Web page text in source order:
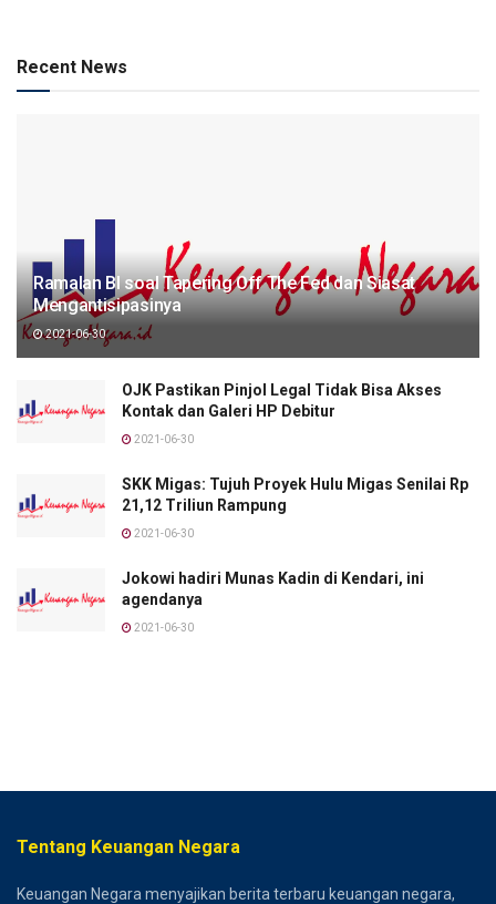
Recent News
Ramalan BI soal Tapering Off The Fed dan Siasat
Mengantisipasinya
2021-06-30
OJK Pastikan Pinjol Legal Tidak Bisa Akses
Kontak dan Galeri HP Debitur
2021-06-30
SKK Migas: Tujuh Proyek Hulu Migas Senilai Rp
21,12 Triliun Rampung
2021-06-30
Jokowi hadiri Munas Kadin di Kendari, ini
agendanya
2021-06-30
Tentang Keuangan Negara
Keuangan Negara menyajikan berita terbaru keuangan negara,